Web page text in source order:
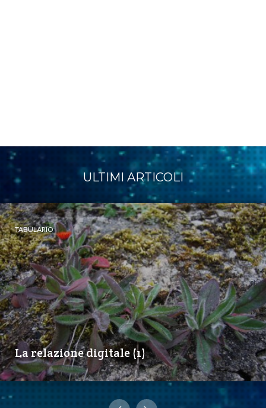
ULTIMI ARTICOLI
TABULARIO
La relazione digitale (1)